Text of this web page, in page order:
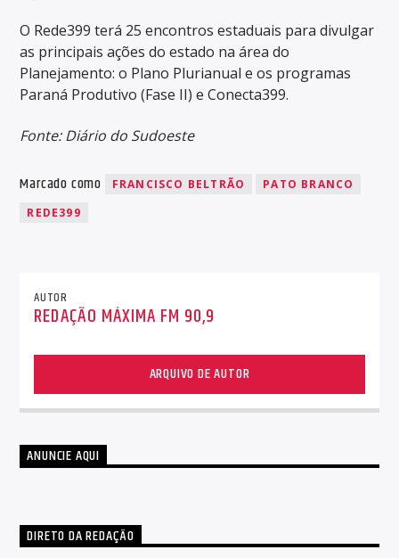
O Rede399 terá 25 encontros estaduais para divulgar
as principais ações do estado na área do
Planejamento: o Plano Plurianual e os programas
Paraná Produtivo (Fase II) e Conecta399.
Fonte: Diário do Sudoeste
Marcado como FRANCISCO BELTRÃO
PATO BRANCO
REDE399
AUTOR
REDAÇÃO MÁXIMA FM 90,9
ARQUIVO DE AUTOR
ANUNCIE AQUI
DIRETO DA REDAÇÃO